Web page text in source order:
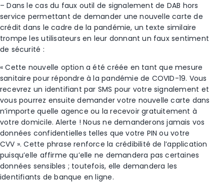
– Dans le cas du faux outil de signalement de DAB hors
service permettant de demander une nouvelle carte de
crédit dans le cadre de la pandémie, un texte similaire
trompe les utilisateurs en leur donnant un faux sentiment
de sécurité :
« Cette nouvelle option a été créée en tant que mesure
sanitaire pour répondre à la pandémie de COVID-19. Vous
recevrez un identifiant par SMS pour votre signalement et
vous pourrez ensuite demander votre nouvelle carte dans
n’importe quelle agence ou la recevoir gratuitement à
votre domicile. Alerte ! Nous ne demanderons jamais vos
données confidentielles telles que votre PIN ou votre
CVV ». Cette phrase renforce la crédibilité de l’application
puisqu’elle affirme qu’elle ne demandera pas certaines
données sensibles ; toutefois, elle demandera les
identifiants de banque en ligne.